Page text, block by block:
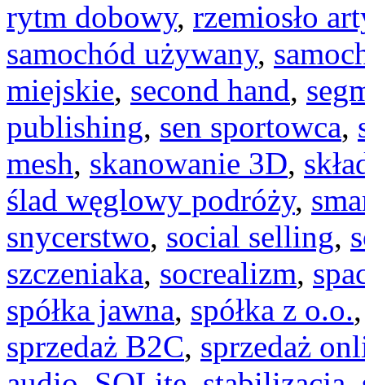
rytm dobowy, rzemiosło
samochód używany,
miejskie, second hand,
publishing, sen sportowca,
mesh, skanowanie 3D,
ślad węglowy podróży,
snycerstwo, social selling,
szczeniaka, socrealizm,
spółka jawna, spółka z o.o.
sprzedaż B2C, sprzedaż